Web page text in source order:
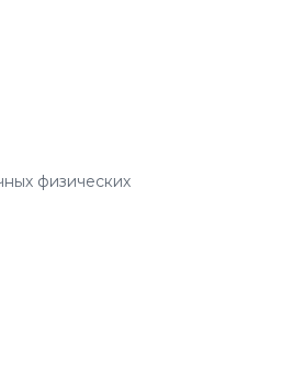
физических